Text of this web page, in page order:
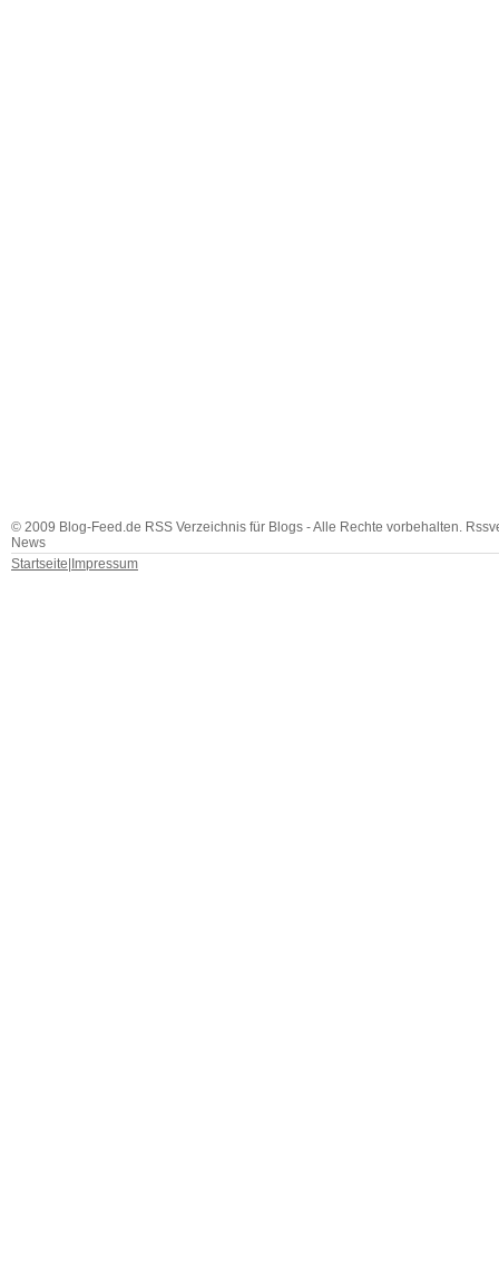
© 2009 Blog-Feed.de RSS Verzeichnis für Blogs - Alle Rechte vorbehalten.
News
Startseite Impressum